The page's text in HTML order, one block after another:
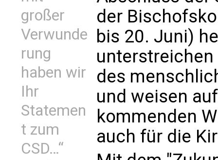
großer
Verwunde
rung
haben wir
Ihr
Statemen
t zum
CSD…“
der
bis 20. Juni)
des
und weisen
kommenden
auch für die